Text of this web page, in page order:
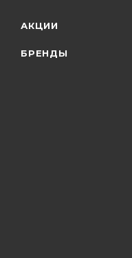
АКЦИИ
БРЕНДЫ